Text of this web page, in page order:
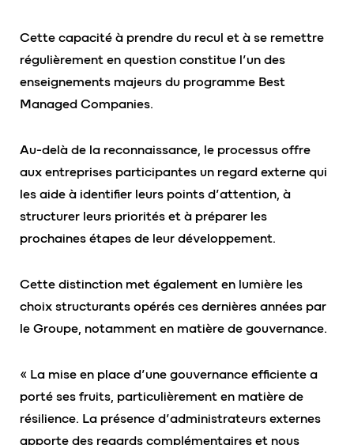
Cette capacité à prendre du recul et à se remettre
régulièrement en question constitue l’un des
enseignements majeurs du programme Best
Managed Companies.
Au-delà de la reconnaissance, le processus offre
aux entreprises participantes un regard externe qui
les aide à identifier leurs points d’attention, à
structurer leurs priorités et à préparer les
prochaines étapes de leur développement.
Cette distinction met également en lumière les
choix structurants opérés ces dernières années par
le Groupe, notamment en matière de gouvernance.
« La mise en place d’une gouvernance efficiente a
porté ses fruits, particulièrement en matière de
résilience. La présence d’administrateurs externes
apporte des regards complémentaires et nous